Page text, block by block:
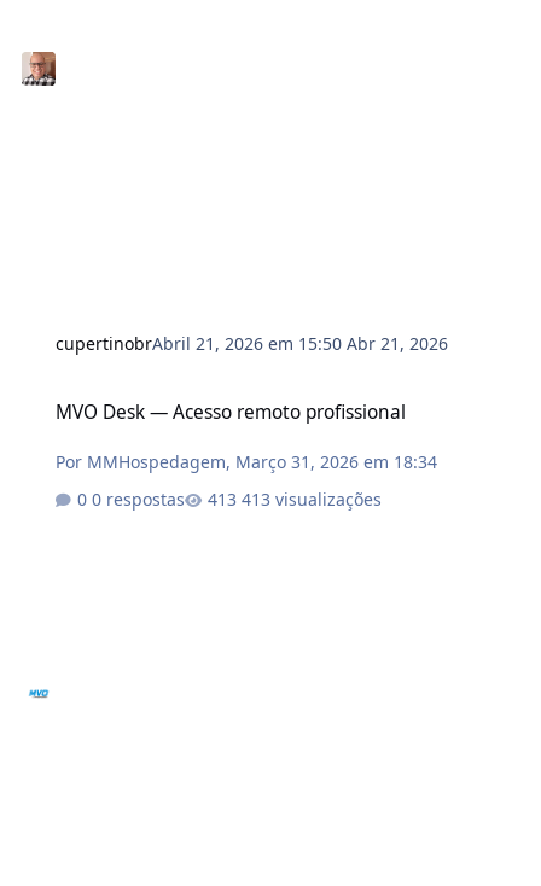
cupertinobrAbril 21, 2026 em 15:50Abr 21, 2026
MVO Desk — Acesso remoto profissional
Por MMHospedagem, Março 31, 2026 em 18:34
0 respostas
413 visualizações